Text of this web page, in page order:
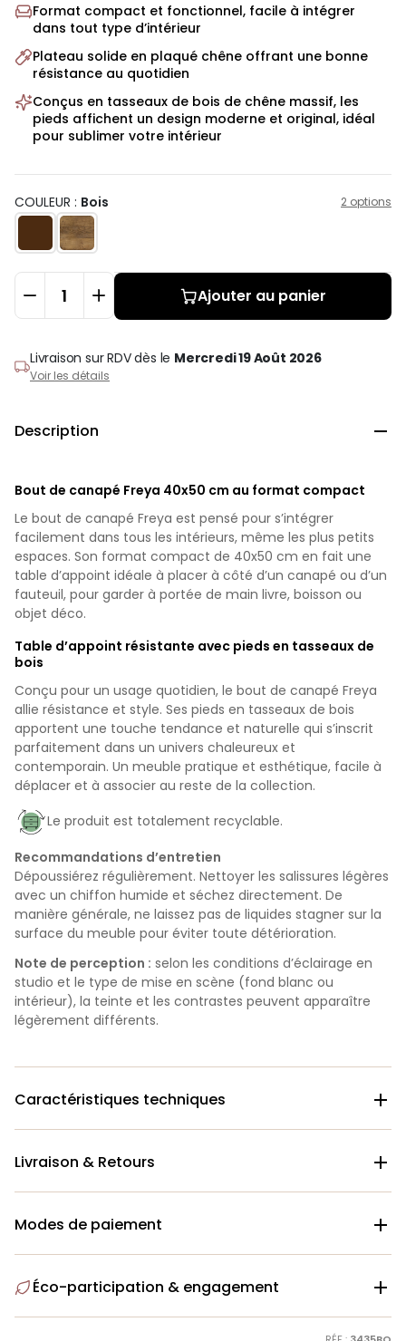
Format compact et fonctionnel, facile à intégrer
dans tout type d’intérieur
Plateau solide en plaqué chêne offrant une bonne
résistance au quotidien
Conçus en tasseaux de bois de chêne massif, les
pieds affichent un design moderne et original, idéal
pour sublimer votre intérieur
COULEUR : Bois 2 options
Ajouter au panier
Livraison sur RDVdès le Mercredi 19 Août 2026
Voir les détails
Description 
Bout de canapé Freya 40x50 cm au format compact
Le bout de canapé Freya est pensé pour s’intégrer
facilement dans tous les intérieurs, même les plus petits
espaces. Son format compact de 40x50 cm en fait une
table d’appoint idéale à placer à côté d’un canapé ou d’un
fauteuil, pour garder à portée de main livre, boisson ou
objet déco.
Table d’appoint résistante avec pieds en tasseaux de
bois
Conçu pour un usage quotidien, le bout de canapé Freya
allie résistance et style. Ses pieds en tasseaux de bois
apportent une touche tendance et naturelle qui s’inscrit
parfaitement dans un univers chaleureux et
contemporain. Un meuble pratique et esthétique, facile à
déplacer et à associer au reste de la collection.
Le produit est totalement recyclable.
Recommandations d’entretien
Dépoussiérez régulièrement. Nettoyer les salissures légères
avec un chiffon humide et séchez directement. De
manière générale, ne laissez pas de liquides stagner sur la
surface du meuble pour éviter toute détérioration.
Note de perception : selon les conditions d’éclairage en
studio et le type de mise en scène (fond blanc ou
intérieur), la teinte et les contrastes peuvent apparaître
légèrement différents.
Caractéristiques techniques 
Livraison & Retours 
Modes de paiement 
Éco-participation & engagement 